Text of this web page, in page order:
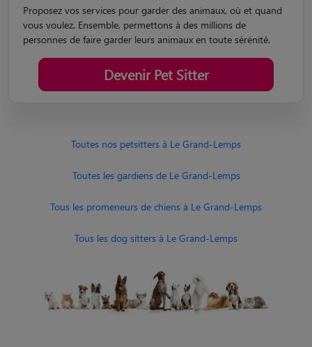
Proposez vos services pour garder des animaux, où et quand
vous voulez. Ensemble, permettons à des millions de
personnes de faire garder leurs animaux en toute sérénité.
Devenir Pet Sitter
Toutes nos petsitters à Le Grand-Lemps
Toutes les gardiens de Le Grand-Lemps
Tous les promeneurs de chiens à Le Grand-Lemps
Tous les dog sitters à Le Grand-Lemps